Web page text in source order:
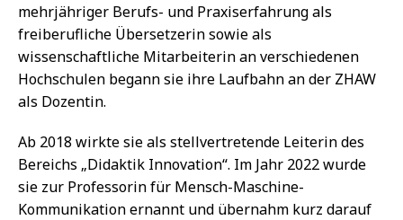
mehrjähriger Berufs- und Praxiserfahrung als
freiberufliche Übersetzerin sowie als
wissenschaftliche Mitarbeiterin an verschiedenen
Hochschulen begann sie ihre Laufbahn an der ZHAW
als Dozentin.
Ab 2018 wirkte sie als stellvertretende Leiterin des
Bereichs „Didaktik Innovation“. Im Jahr 2022 wurde
sie zur Professorin für Mensch-Maschine-
Kommunikation ernannt und übernahm kurz darauf